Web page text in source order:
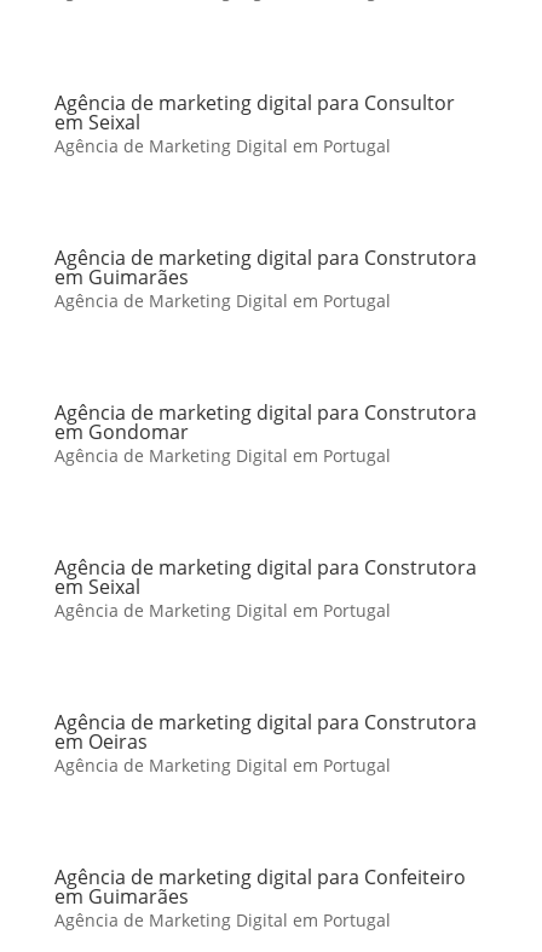
Agência de marketing digital para Consultor
em Seixal
Agência de Marketing Digital em Portugal
Agência de marketing digital para Construtora
em Guimarães
Agência de Marketing Digital em Portugal
Agência de marketing digital para Construtora
em Gondomar
Agência de Marketing Digital em Portugal
Agência de marketing digital para Construtora
em Seixal
Agência de Marketing Digital em Portugal
Agência de marketing digital para Construtora
em Oeiras
Agência de Marketing Digital em Portugal
Agência de marketing digital para Confeiteiro
em Guimarães
Agência de Marketing Digital em Portugal